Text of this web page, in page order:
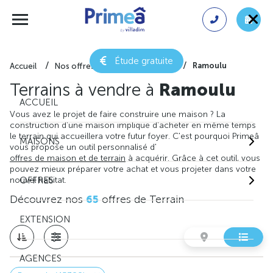
Étude gratuite
ACCUEIL
MAISONS
OFFRES
EXTENSION
AGENCES
Accueil Nos offres de terrain Loiret Ramoulu
Terrains à vendre à Ramoulu
Vous avez le projet de faire construire une maison ? La
construction d'une maison implique d'acheter en même temps
le terrain qui accueillera votre futur foyer. C'est pourquoi Primeâ
vous propose un outil personnalisé d'
offres de maison et de terrain à acquérir. Grâce à cet outil, vous
pouvez mieux préparer votre achat et vous projeter dans votre
nouvel habitat.
Découvrez nos65offres de Terrain